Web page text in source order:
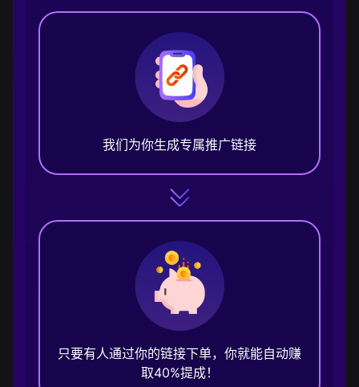
我们为你生成专属推广链接
只要有人通过你的链接下单，你就能自动赚
取40%提成！